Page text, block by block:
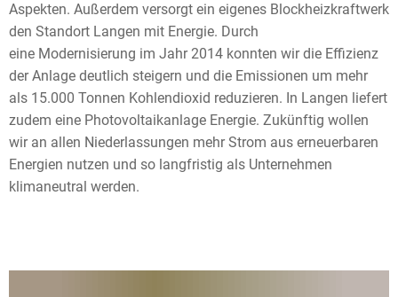
Aspekten. Außerdem versorgt ein eigenes Blockheizkraftwerk
den Standort Langen mit Energie. Durch
eine Modernisierung im Jahr 2014 konnten wir die Effizienz
der Anlage deutlich steigern und die Emissionen um mehr
als 15.000 Tonnen Kohlendioxid reduzieren. In Langen liefert
zudem eine Photovoltaikanlage Energie. Zukünftig wollen
wir an allen Niederlassungen mehr Strom aus erneuerbaren
Energien nutzen und so langfristig als Unternehmen
klimaneutral werden.